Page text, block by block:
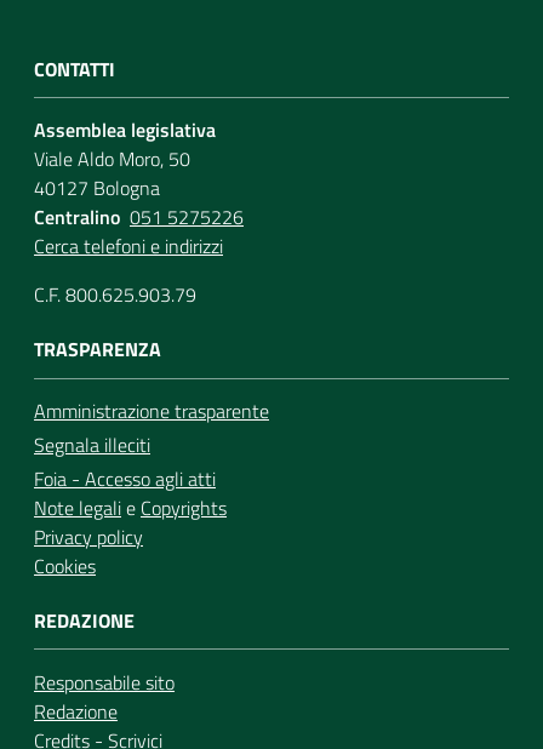
CONTATTI
Assemblea legislativa
Viale Aldo Moro, 50
40127 Bologna
Centralino 051 5275226
Cerca telefoni e indirizzi
C.F. 800.625.903.79
TRASPARENZA
Amministrazione trasparente
Segnala illeciti
Foia - Accesso agli atti
Note legalie Copyrights
Privacy policy
Cookies
REDAZIONE
Responsabile sito
Redazione
Credits - Scrivici